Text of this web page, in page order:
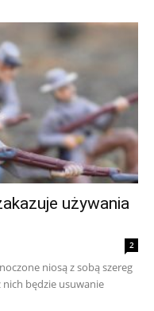
używania
2
niosą z sobą szereg
nich będzie usuwanie